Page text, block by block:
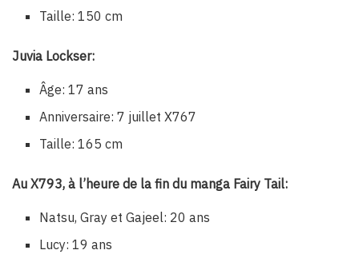
Taille: 150 cm
Juvia Lockser:
Âge: 17 ans
Anniversaire: 7 juillet X767
Taille: 165 cm
Au X793, à l’heure de la fin du manga Fairy Tail:
Natsu, Gray et Gajeel: 20 ans
Lucy: 19 ans